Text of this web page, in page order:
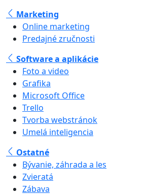
Marketing
Online marketing
Predajné zručnosti
Software a aplikácie
Foto a video
Grafika
Microsoft Office
Trello
Tvorba webstránok
Umelá inteligencia
Ostatné
Bývanie, záhrada a les
Zvieratá
Zábava